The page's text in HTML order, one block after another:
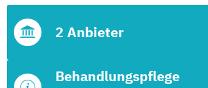
Behandlungspflege
2 Anbieter